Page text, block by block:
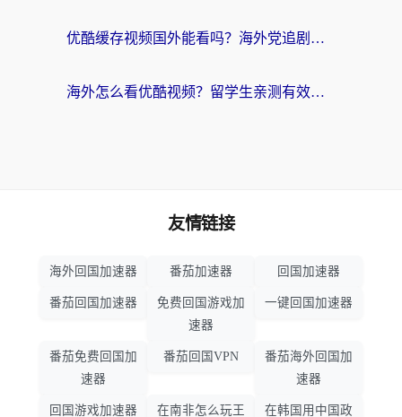
优酷缓存视频国外能看吗？海外党追剧看片的终极解决方案来了
海外怎么看优酷视频？留学生亲测有效的回国加速器选择指南
友情链接
海外回国加速器 番茄加速器 回国加速器
番茄回国加速器
免费回国游戏加
速器
一键回国加速器
番茄免费回国加
速器
番茄回国VPN
番茄海外回国加
速器
回国游戏加速器 在南非怎么玩王 在韩国用中国政